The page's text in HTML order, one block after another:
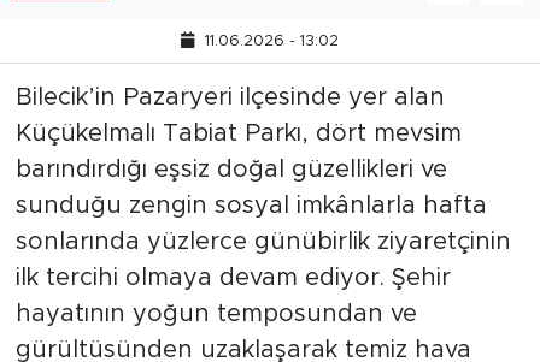
11.06.2026 - 13:02
Bilecik’in Pazaryeri ilçesinde yer alan
Küçükelmalı Tabiat Parkı, dört mevsim
barındırdığı eşsiz doğal güzellikleri ve
sunduğu zengin sosyal imkânlarla hafta
sonlarında yüzlerce günübirlik ziyaretçinin
ilk tercihi olmaya devam ediyor. Şehir
hayatının yoğun temposundan ve
gürültüsünden uzaklaşarak temiz hava